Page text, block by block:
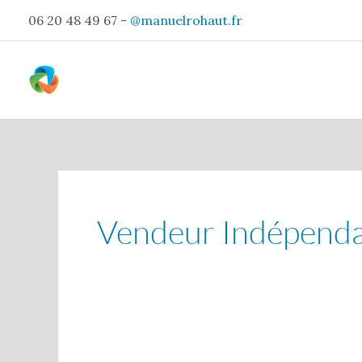
contenu
06 20 48 49 67 - @manuelrohaut.fr
Vendeur